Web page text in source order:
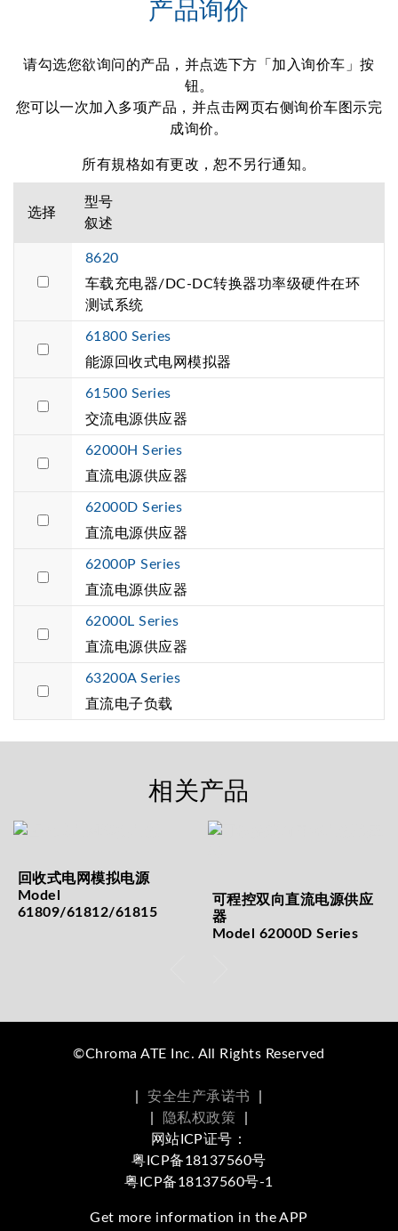
产品询价
请勾选您欲询问的产品，并点选下方「加入询价车」按
钮。
您可以一次加入多项产品，并点击网页右侧询价车图示完
成询价。
所有規格如有更改，恕不另行通知。
选择
型号
叙述
8620
车载充电器/DC-DC转换器功率级硬件在环
测试系统
61800 Series
能源回收式电网模拟器
61500 Series
交流电源供应器
62000H Series
直流电源供应器
62000D Series
直流电源供应器
62000P Series
直流电源供应器
62000L Series
直流电源供应器
63200A Series
直流电子负载
相关产品
回收式电网模拟电源
Model
61809/61812/61815
可程控双向直流电源供应
器
Model 62000D Series
©Chroma ATE Inc. All Rights Reserved
安全生产承诺书
隐私权政策
网站ICP证号：
粤ICP备18137560号
粤ICP备18137560号-1
Get more information in the APP